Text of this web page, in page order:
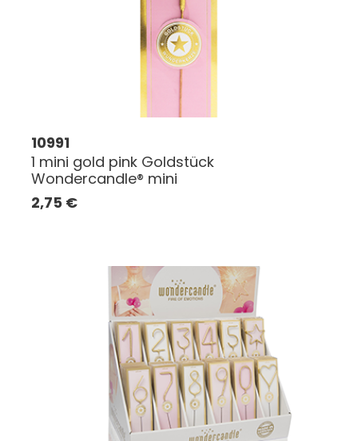
10991
1 mini gold pink Goldstück
Wondercandle® mini
2,75 €